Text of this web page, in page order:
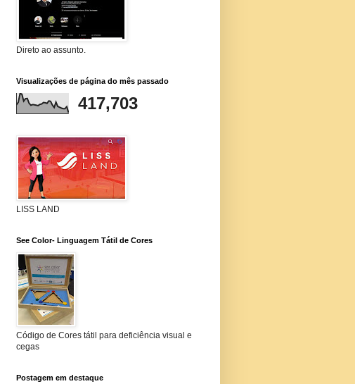
Direto ao assunto.
Visualizações de página do mês passado
417,703
LISS LAND
See Color- Linguagem Tátil de Cores
Código de Cores tátil para deficiência visual e
cegas
Postagem em destaque